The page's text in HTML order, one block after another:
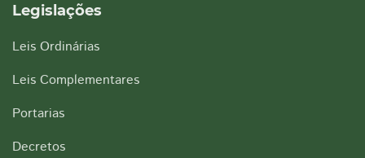
Legislações
Leis Ordinárias
Leis Complementares
Portarias
Decretos